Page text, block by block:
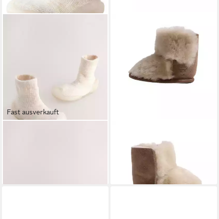
Fast ausverkauft
Lammfell Krabbelschuh
29,99 €
(29,99 €/ 1 Paar)